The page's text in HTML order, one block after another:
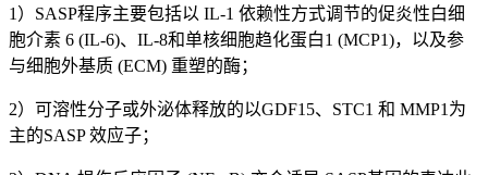
1）SASP程序主要包括以 IL-1 依赖性方式调节的促炎性白细
胞介素 6 (IL-6)、IL-8和单核细胞趋化蛋白1 (MCP1)，以及参
与细胞外基质 (ECM) 重塑的酶；
2）可溶性分子或外泌体释放的以GDF15、STC1 和 MMP1为
主的SASP 效应子；